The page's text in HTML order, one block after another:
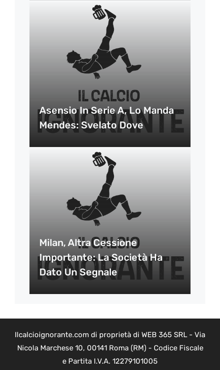
Asensio In Serie A, Lo Manda
Mendes: Svelato Dove
Milan, Altra Cessione
Importante: La Società Ha
Dato Un Segnale
Ilcalcioignorante.com di proprietà di WEB 365 SRL - Via
Nicola Marchese 10, 00141 Roma (RM) - Codice Fiscale
e Partita I.V.A. 12279101005